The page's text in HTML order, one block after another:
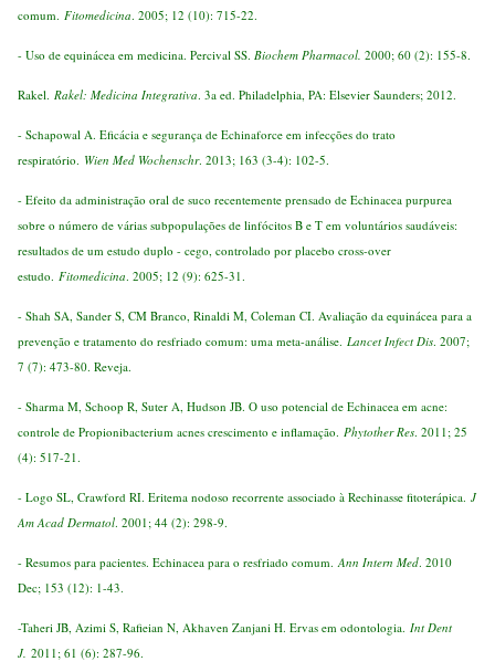
comum. Fitomedicina. 2005; 12 (10): 715-22.
- Uso de equinácea em medicina. Percival SS.Biochem Pharmacol 2000; 60 (2): 155-8.
Rakel.Rakel: Medicina Integrativa. 3a ed. Philadelphia, PA: Elsevier Saunders; 2012.
- Schapowal A. Eficácia e segurança de Echinaforce em infecções do trato
respiratório. Wien Med Wochenschr. 2013; 163 (3-4): 102-5.
- Efeito da administração oral de suco recentemente prensado de Echinacea purpurea
sobre o número de várias subpopulações de linfócitos B e T em voluntários saudáveis:
resultados de um estudo duplo - cego, controlado por placebo cross-over
estudo. Fitomedicina. 2005; 12 (9): 625-31.
- Shah SA, Sander S, CM Branco, Rinaldi M, Coleman CI. Avaliação da equinácea para a
prevenção e tratamento do resfriado comum: uma meta-análise.Lancet Infect Dis. 2007;
7 (7): 473-80. Reveja.
- Sharma M, Schoop R, Suter A, Hudson JB. O uso potencial de Echinacea em acne:
controle de Propionibacterium acnes crescimento e inflamação. Phytother Res. 2011; 25
(4): 517-21.
- Logo SL, Crawford RI. Eritema nodoso recorrente associado à Rechinasse fitoterápica.J
Am Acad Dermatol. 2001; 44 (2): 298-9.
- Resumos para pacientes. Echinacea para o resfriado comum.Ann Intern Med. 2010
Dec; 153 (12): 1-43.
-Taheri JB, Azimi S, Rafieian N, Akhaven Zanjani H. Ervas em odontologia.Int Dent
J. 2011; 61 (6): 287-96.